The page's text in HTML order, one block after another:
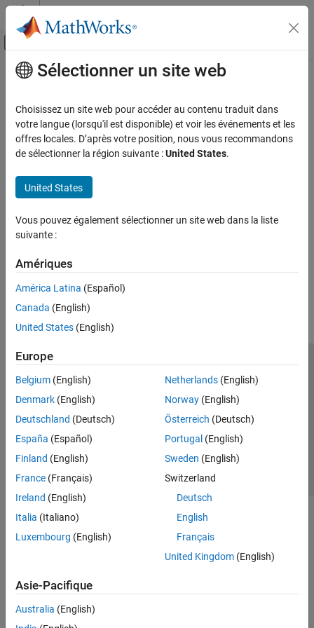
Passer au contenu
Activer/désactiver l'affichage du menu
Accueil de la documentation
Contenu principal
How useful was this information?
Sélectionner un site web
Choisissez un site web pour accéder au contenu traduit dans
votre langue (lorsqu'il est disponible) et voir les événements et les
offres locales. D’après votre position, nous vous recommandons
de sélectionner la région suivante :United States.
United States
Vous pouvez également sélectionner un site web dans la liste
suivante :
Amériques
América Latina (Español)
Canada (English)
United States (English)
Europe
Belgium (English)
Denmark (English)
Deutschland (Deutsch)
España (Español)
Finland (English)
France (Français)
Ireland (English)
Italia (Italiano)
Luxembourg (English)
Netherlands(English)
Norway(English)
Österreich (Deutsch)
Portugal (English)
Sweden (English)
Switzerland
Deutsch
English
Français
United Kingdom(English)
Asie-Pacifique
Australia (English)
Lutte anti-piratage
Contacts locaux
© 1994-2026 The MathWorks, Inc.